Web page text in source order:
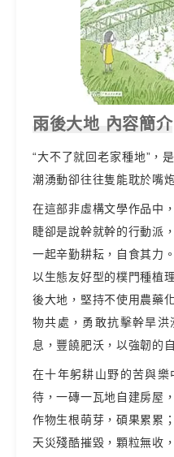
雨後大地 內容簡介
“大不了就回老家種地”，
潮湧動卻往往隻能耽於嘴
在這部非虛構文學作品中
睫卻是說幹就幹的行動派
一起辛勤耕耘，自食其力
以生態友好型的樸門種植
後大地，堅持不使用農藥
物共處，勇敢抗擊幹旱
息，豐饒肥沃，以強韌的
在十年躬耕山野的苦與
待，一磚一瓦地自建房屋
作物生根萌芽，碩果累累
天災殘酷摧毀，顆粒無收